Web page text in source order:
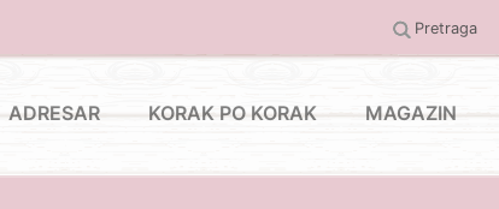
Pretraga
ADRESAR KORAK PO KORAK MAGAZIN